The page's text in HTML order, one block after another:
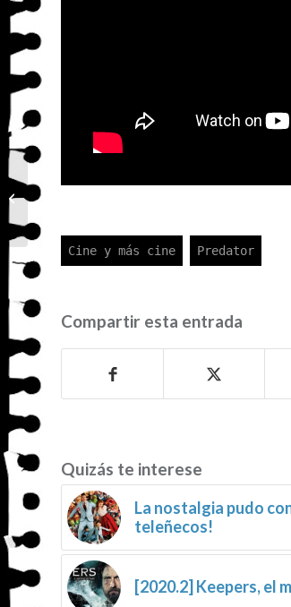
Compartir esta entrada
Quizás te interese
La nostalgia pudo
teleñecos!
[2020.2] Keepers, el
Recopilaciones interesantes